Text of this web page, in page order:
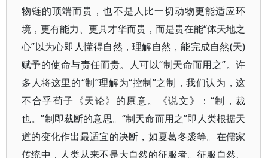
物链的顶端而贵，也不是人比一切动物更能适应环
境，更有能力、更具才华而贵，而是贵在能“体天地之
心”以为心即人懂得自然，理解自然，能完成自然(天)
赋予的使命与责任而贵。人可以“制天命而用之”。许
多人将这里的“制”理解为“控制”之制，我们认为，这
不合乎荀子《天论》的原意。《说文》：“制，裁
也。”制即裁断的意思。“制天命而用之”即人类根据天
道的变化作出最适宜的决断，如夏葛冬裘等。在儒家
传统中，人类从来不是大自然的征服者。征服自然、